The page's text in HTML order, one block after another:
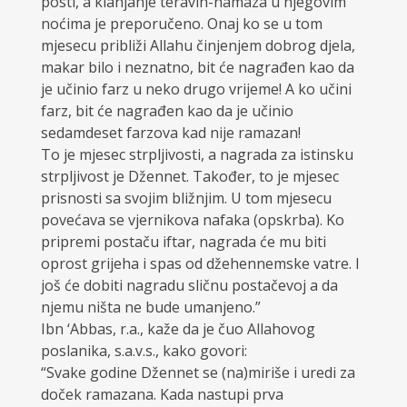
noćima je preporučeno. Onaj ko se u tom
mjesecu približi Allahu činjenjem dobrog djela,
makar bilo i neznatno, bit će nagrađen kao da
je učinio farz u neko drugo vrijeme! A ko učini
farz, bit će nagrađen kao da je učinio
sedamdeset farzova kad nije ramazan!
To je mjesec strpljivosti, a nagrada za istinsku
strpljivost je Džennet. Također, to je mjesec
prisnosti sa svojim bližnjim. U tom mjesecu
povećava se vjernikova nafaka (opskrba). Ko
pripremi postaču iftar, nagrada će mu biti
oprost grijeha i spas od džehennemske vatre. I
još će dobiti nagradu sličnu postačevoj a da
njemu ništa ne bude umanjeno.”
Ibn ‘Abbas, r.a., kaže da je čuo Allahovog
poslanika, s.a.v.s., kako govori:
“Svake godine Džennet se (na)miriše i uredi za
doček ramazana. Kada nastupi prva